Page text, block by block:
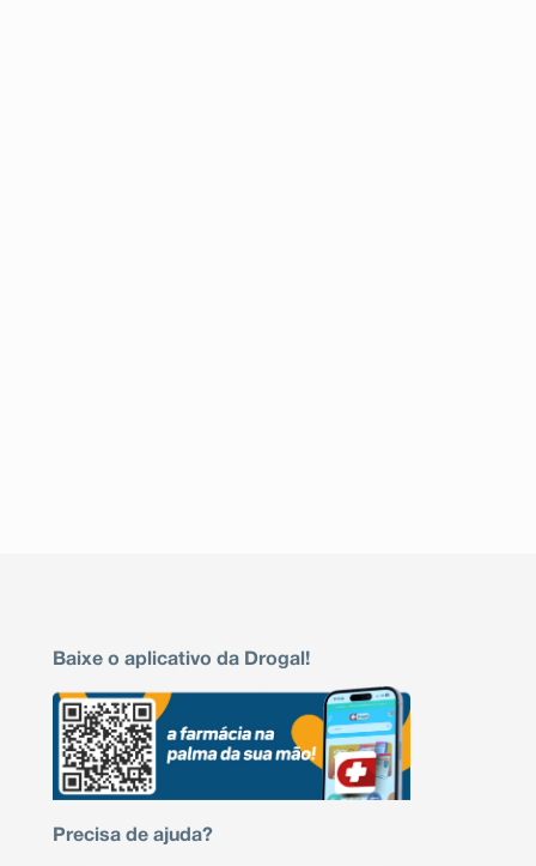
Baixe o aplicativo da Drogal!
Precisa de ajuda?